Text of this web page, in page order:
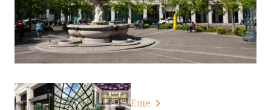
Grand Hotel Tremezzo
Grand Hotel Victoria Concept & Spa
Hotel Royal Victoria
Еще